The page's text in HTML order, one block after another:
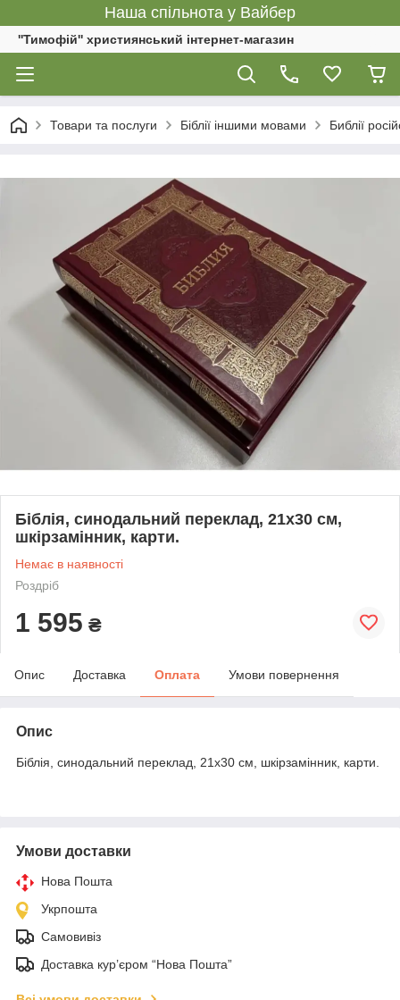
Наша спільнота у Вайбер
''Тимофій'' християнський інтернет-магазин
Товари та послуги Біблії іншими мовами Библії
Біблія, синодальний переклад, 21х30 см,
шкірзамінник, карти.
Немає в наявності
Роздріб
1 595 ₴
Опис Доставка Оплата Умови повернення
Опис
Біблія, синодальний переклад, 21х30 см, шкірзамінник, карти.
Умови доставки
Нова Пошта
Укрпошта
Самовивіз
Доставка кур’єром “Нова Пошта”